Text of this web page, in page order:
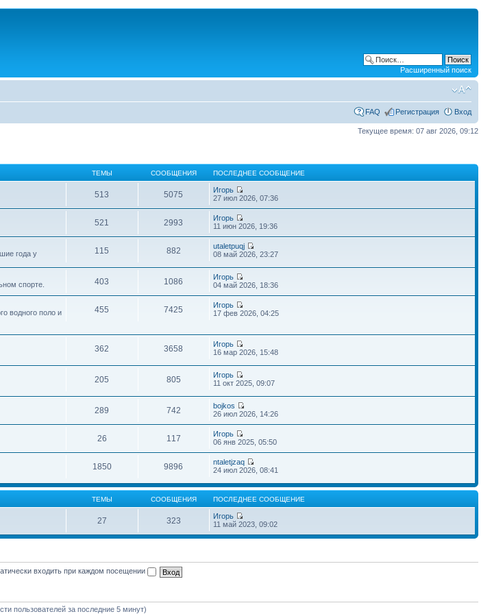
Расширенный поиск
FAQ Регистрация Вход
Текущее время: 07 авг 2026, 09:12
ТЕМЫ СООБЩЕНИЯ ПОСЛЕДНЕЕ СООБЩЕНИЕ
513 5075
Игорь
27 июл 2026, 07:36
521 2993
Игорь
11 июн 2026, 19:36
года у
115 882
utaletpuqj
08 май 2026, 23:27
спорте. 403 1086
Игорь
04 май 2026, 18:36
водного поло и
455 7425
Игорь
17 фев 2026, 04:25
362 3658
Игорь
16 мар 2026, 15:48
205 805
Игорь
11 окт 2025, 09:07
289 742
bojkos
26 июл 2026, 14:26
26 117
Игорь
06 янв 2025, 05:50
1850 9896
ntaletjzaq
24 июл 2026, 08:41
ТЕМЫ СООБЩЕНИЯ ПОСЛЕДНЕЕ СООБЩЕНИЕ
27 323
Игорь
11 май 2023, 09:02
входить при каждом посещении
пользователей за последние 5 минут)